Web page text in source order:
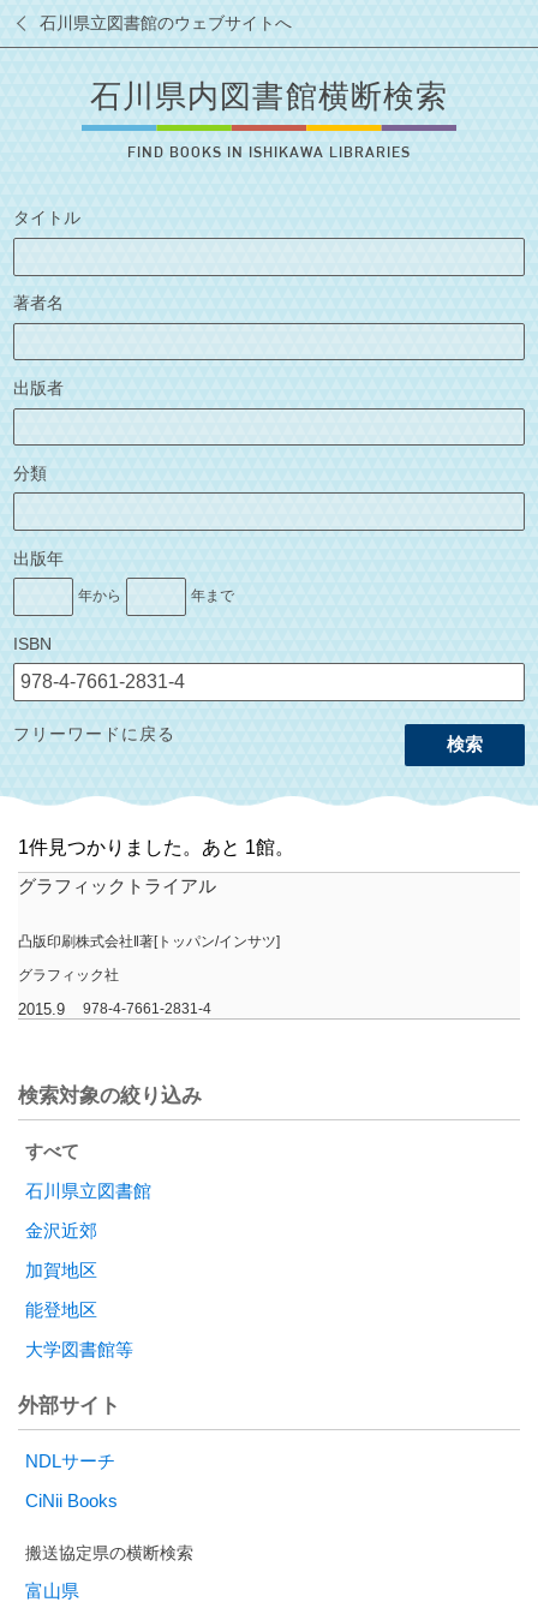
石川県立図書館のウェブサイトへ
石川県内図書館横断検索
FIND BOOKS IN ISHIKAWA LIBRARIES
タイトル
著者名
出版者
分類
出版年
年から 年まで
ISBN
検索
フリーワードに戻る
1件見つかりました。あと 1館。
グラフィックトライアル
凸版印刷株式会社‖著[トッパン/インサツ]
グラフィック社
2015.9 978-4-7661-2831-4
検索対象の絞り込み
すべて
石川県立図書館
金沢近郊
加賀地区
能登地区
大学図書館等
外部サイト
NDLサーチ
CiNii Books
富山県